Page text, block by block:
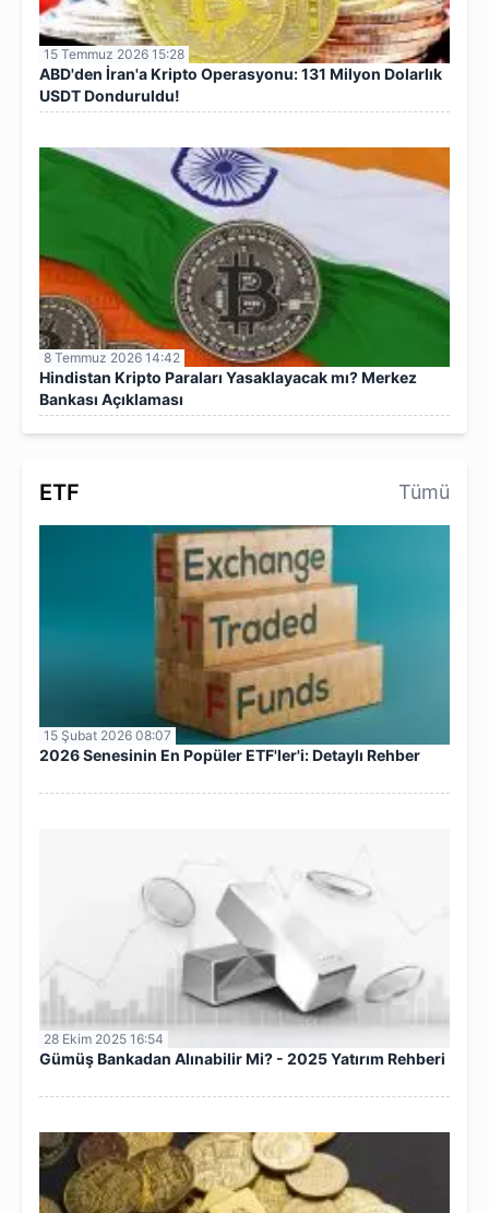
15 Temmuz 2026 15:28
ABD'den İran'a Kripto Operasyonu: 131 Milyon Dolarlık
USDT Donduruldu!
8 Temmuz 2026 14:42
Hindistan Kripto Paraları Yasaklayacak mı? Merkez
Bankası Açıklaması
ETF Tümü
15 Şubat 2026 08:07
2026 Senesinin En Popüler ETF'ler'i: Detaylı Rehber
28 Ekim 2025 16:54
Gümüş Bankadan Alınabilir Mi? - 2025 Yatırım Rehberi